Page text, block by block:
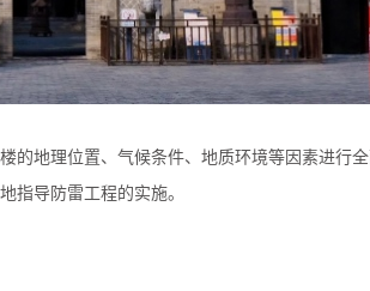
地理位置、气候条件、地质环境等因素进行
指导防雷工程的实施。